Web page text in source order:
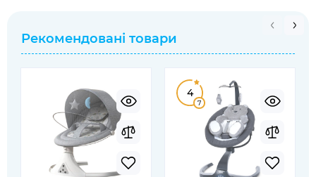
Рекомендовані товари
4
7